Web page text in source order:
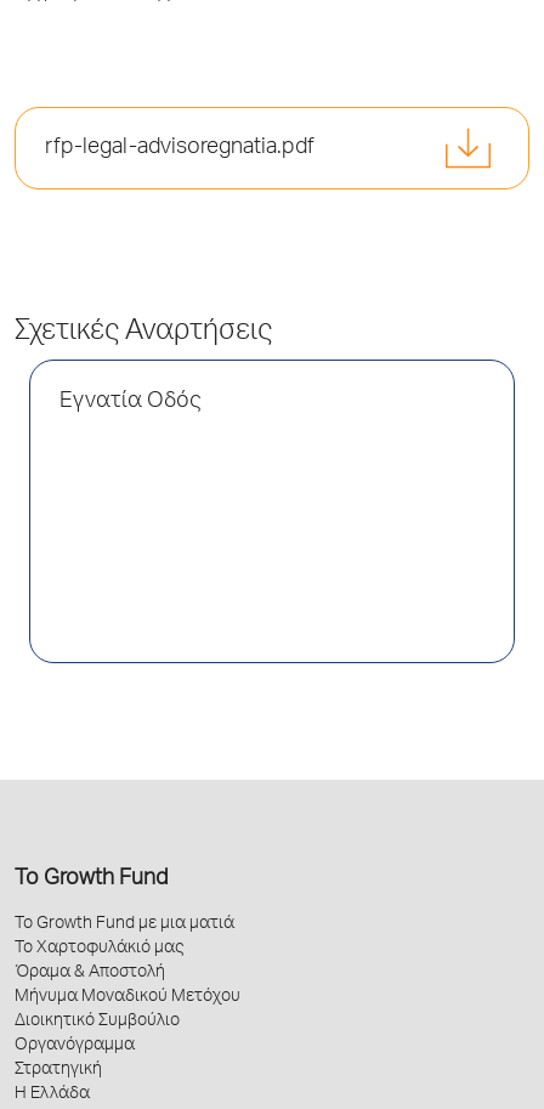
rfp-legal-advisoregnatia.pdf
Σχετικές Αναρτήσεις
Εγνατία Οδός
Το Growth Fund
Το Growth Fund με μια ματιά
Το Χαρτοφυλάκιό μας
Όραμα & Αποστολή
Μήνυμα Μοναδικού Μετόχου
Διοικητικό Συμβούλιο
Οργανόγραμμα
Στρατηγική
Η Ελλάδα